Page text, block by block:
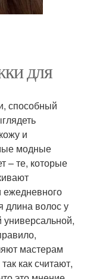
для
способный
и
модные
– те, которые
ежедневного
длина волос у
мастерам
как считают,